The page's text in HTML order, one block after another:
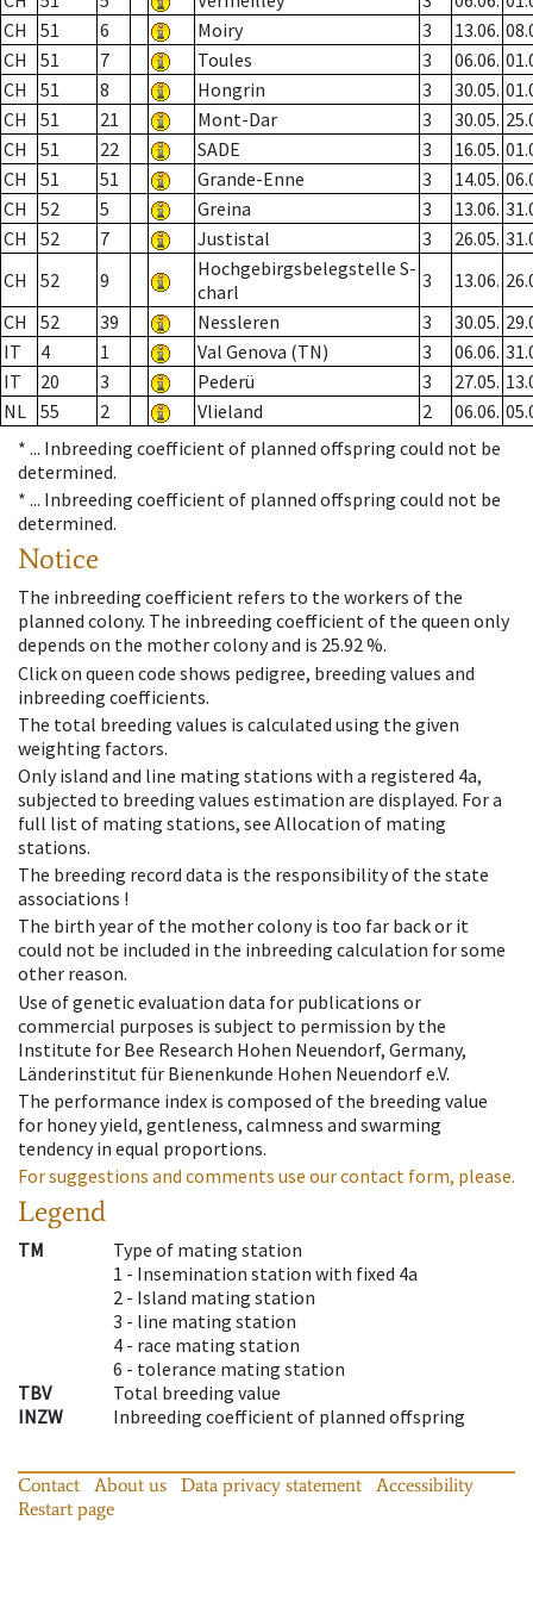
CH
51 6 Moiry 3 13.06.
CH
51 7 Toules 3 06.06.
CH
51 8 Hongrin 3 30.05.
CH
51 21 Mont-Dar 3 30.05.
CH
51 22 SADE 3 16.05.
CH
51 51 Grande-Enne 3 14.05.
CH
52 5 Greina 3 13.06.
CH
52 7 Justistal 3 26.05.
CH
52 9
Hochgebirgsbelegstelle S-
charl
3 13.06.
CH
52 39 Nessleren 3 30.05.
IT
4 1 Val Genova (TN) 3 06.06.
IT
20 3 Pederü 3 27.05.
NL 55 2 Vlieland 2 06.06.
* ... Inbreeding coefficient of planned offspring could not be
determined.
* ... Inbreeding coefficient of planned offspring could not be
determined.
Notice
The inbreeding coefficient refers to the workers of the
planned colony. The inbreeding coefficient of the queen only
depends on the mother colony and is 25.92 %.
Click on queen code shows pedigree, breeding values and
inbreeding coefficients.
The total breeding values is calculated using the given
weighting factors.
Only island and line mating stations with a registered 4a,
subjected to breeding values estimation are displayed. For a
full list of mating stations, see Allocation of mating
stations.
The breeding record data is the responsibility of the state
associations !
The birth year of the mother colony is too far back or it
could not be included in the inbreeding calculation for some
other reason.
Use of genetic evaluation data for publications or
commercial purposes is subject to permission by the
Institute for Bee Research Hohen Neuendorf, Germany,
Länderinstitut für Bienenkunde Hohen Neuendorf e.V.
The performance index is composed of the breeding value
for honey yield, gentleness, calmness and swarming
tendency in equal proportions.
For suggestions and comments use our contact form, please.
Legend
TM
Type of mating station
1 - Insemination station with fixed 4a
2 - Island mating station
3 - line mating station
4 - race mating station
6 - tolerance mating station
TBV
Total breeding value
INZW
Inbreeding coefficient of planned offspring
Contact About us Data privacy statement
Accessibility
Restart page